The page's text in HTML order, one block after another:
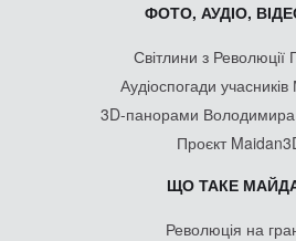
ФОТО, АУДІО,
Світлини з Революції
Аудіоспогади
3D-панорами
Проєкт
ЩО ТАКЕ
Революція на